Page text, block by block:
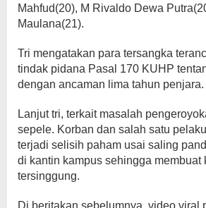
Mahfud(20), M Rivaldo Dewa
Maulana(21).
Tri mengatakan para tersangka
tindak pidana Pasal 170 KUHP
dengan ancaman lima tahun penjara.
Lanjut tri, terkait masalah
sepele. Korban dan salah satu
terjadi selisih paham usai saling
di kantin kampus sehingga membuat
tersinggung.